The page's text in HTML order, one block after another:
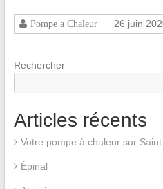
Pompe a Chaleur 26 juin
Rechercher
Articles récents
Votre pompe à chaleur sur
Épinal